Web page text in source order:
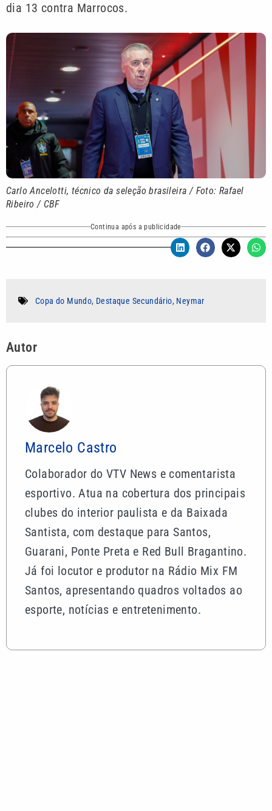
dia 13 contra Marrocos.
Carlo Ancelotti, técnico da seleção brasileira / Foto: Rafael
Ribeiro / CBF
Continua após a publicidade
Copa do Mundo, Destaque Secundário, Neymar
Autor
Marcelo Castro
Colaborador do VTV News e comentarista
esportivo. Atua na cobertura dos principais
clubes do interior paulista e da Baixada
Santista, com destaque para Santos,
Guarani, Ponte Preta e Red Bull Bragantino.
Já foi locutor e produtor na Rádio Mix FM
Santos, apresentando quadros voltados ao
esporte, notícias e entretenimento.